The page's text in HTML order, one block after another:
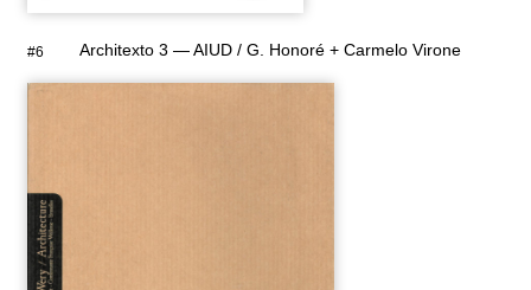
#6 Architexto 3 — AIUD / G. Honoré + Carmelo Virone